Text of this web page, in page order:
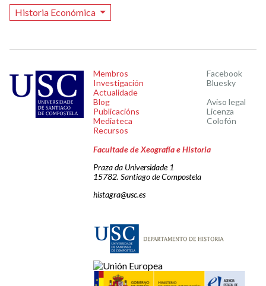
Historia Económica
Membros
Investigación
Actualidade
Blog
Publicacións
Mediateca
Recursos
Facebook
Bluesky
Aviso legal
Licenza
Colofón
Facultade de Xeografía e Historia
Praza da Universidade 1
15782. Santiago de Compostela
histagra@usc.es